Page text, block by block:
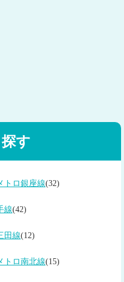
す
トロ銀座線(32)
線(42)
田線(12)
トロ南北線(15)